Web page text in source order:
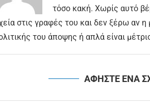
τόσο κακή. Χωρίς αυτό
στις γραφές του και δεν ξέρω αν η
του άποψης ή απλά είναι
ΑΦΗΣΤΕ ΕΝΑ